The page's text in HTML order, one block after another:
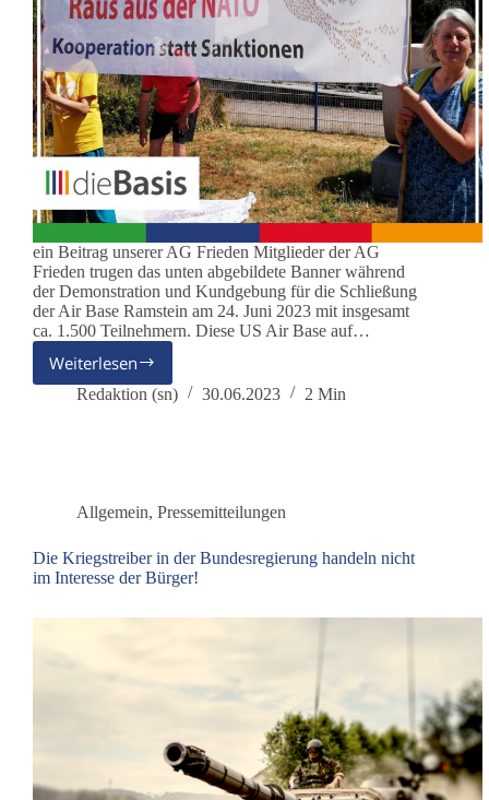
ein Beitrag unserer AG Frieden Mitglieder der AG
Frieden trugen das unten abgebildete Banner während
der Demonstration und Kundgebung für die Schließung
der Air Base Ramstein am 24. Juni 2023 mit insgesamt
ca. 1.500 Teilnehmern. Diese US Air Base auf…
Weiterlesen
Die
AG
Friedenscamp
und
Demonstration
Stopp
Ramstein
US
Rheinland-
Pfalz
Redaktion (sn) 30.06.2023 2 Min
Allgemein, Pressemitteilungen
Die Kriegstreiber in der Bundesregierung handeln nicht
im Interesse der Bürger!